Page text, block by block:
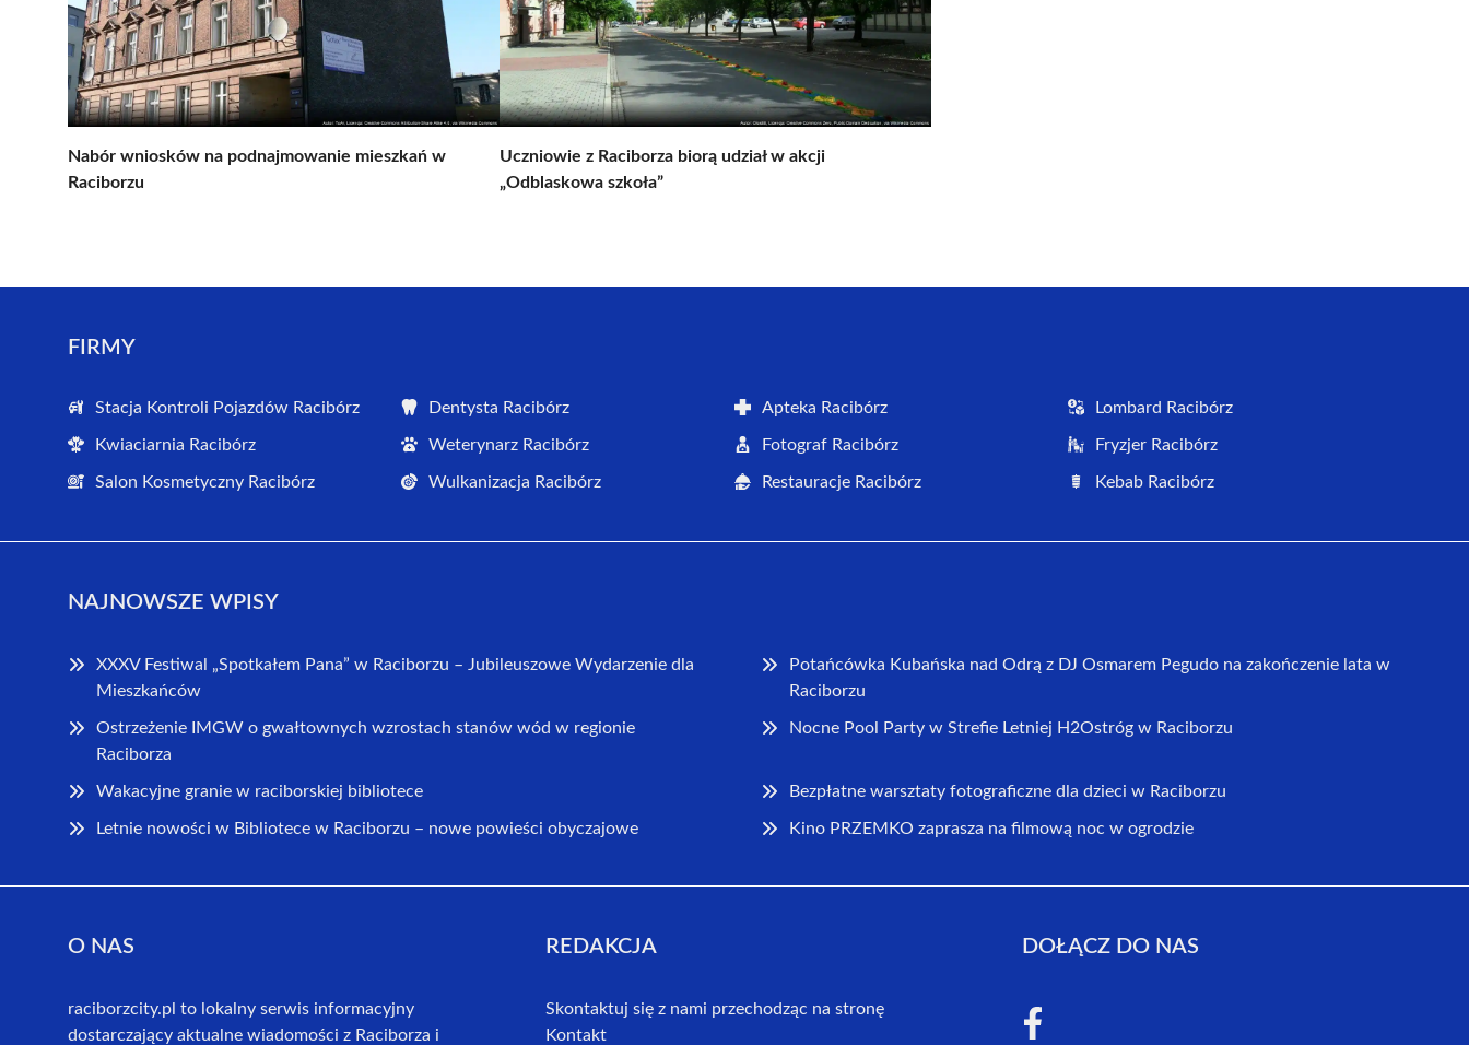
Nabór wniosków na podnajmowanie mieszkań w
Raciborzu
Uczniowie z Raciborza biorą udział w akcji
„Odblaskowa szkoła”
FIRMY
Stacja Kontroli Pojazdów Racibórz Dentysta Racibórz Apteka Racibórz Lombard Racibórz
Kwiaciarnia Racibórz Weterynarz Racibórz Fotograf Racibórz Fryzjer Racibórz
Salon Kosmetyczny Racibórz Wulkanizacja Racibórz Restauracje Racibórz Kebab Racibórz
NAJNOWSZE WPISY
XXXV Festiwal „Spotkałem Pana” w Raciborzu – Jubileuszowe Wydarzenie dla
Mieszkańców
Potańcówka Kubańska nad Odrą z DJ Osmarem Pegudo na zakończenie lata w
Raciborzu
Ostrzeżenie IMGW o gwałtownych wzrostach stanów wód w regionie
Raciborza
Nocne Pool Party w Strefie Letniej H2Ostróg w Raciborzu
Wakacyjne granie w raciborskiej bibliotece Bezpłatne warsztaty fotograficzne dla dzieci w Raciborzu
Letnie nowości w Bibliotece w Raciborzu – nowe powieści obyczajowe Kino PRZEMKO zaprasza na filmową noc w ogrodzie
O NAS
raciborzcity.pl to lokalny serwis informacyjny
dostarczający aktualne wiadomości z Raciborza i
REDAKCJA
Skontaktuj się z nami przechodząc na stronę
Kontakt
DOŁĄCZ DO NAS